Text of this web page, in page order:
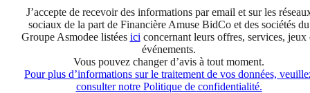
J’accepte de recevoir des informations par email et sur les
sociaux de la part de Financière Amuse BidCo et des sociétés du
Groupe Asmodee listées ici concernant leurs offres, services, jeux
événements.
Vous pouvez changer d’avis à tout moment.
Pour plus d’informations sur le traitement de vos données,
consulter notre Politique de confidentialité.